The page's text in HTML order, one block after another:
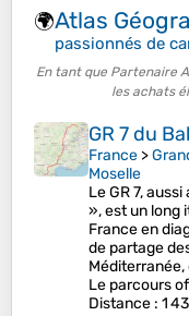
🌍Atlas
passionnés de
En tant que Partenaire
les achats
GR 7 du
France >
Moselle
Le GR 7,
», est un long
France en
de partage
Méditerranée,
Le parcours
Distance : 1